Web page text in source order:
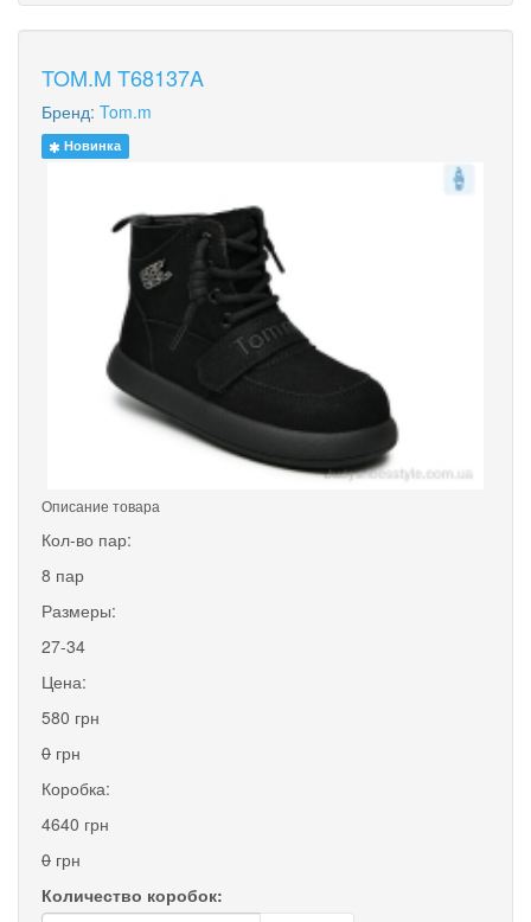
TOM.M T68137A
Бренд: Tom.m
Новинка
Описание товара
Кол-во пар:
8 пар
Размеры:
27-34
Цена:
580 грн
0 грн
Коробка:
4640 грн
0 грн
Количество коробок: